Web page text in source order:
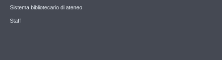
Sistema bibliotecario di ateneo
Staff